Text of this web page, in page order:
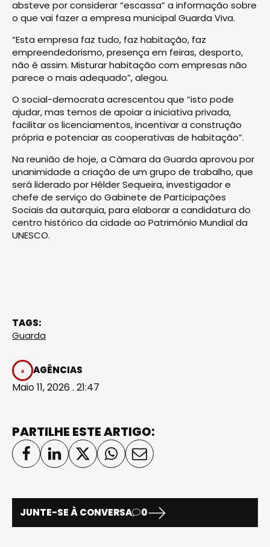
absteve por considerar “escassa” a informação sobre
o que vai fazer a empresa municipal Guarda Viva.
“Esta empresa faz tudo, faz habitação, faz
empreendedorismo, presença em feiras, desporto,
não é assim. Misturar habitação com empresas não
parece o mais adequado”, alegou.
O social-democrata acrescentou que “isto pode
ajudar, mas temos de apoiar a iniciativa privada,
facilitar os licenciamentos, incentivar a construção
própria e potenciar as cooperativas de habitação”.
Na reunião de hoje, a Câmara da Guarda aprovou por
unanimidade a criação de um grupo de trabalho, que
será liderado por Hélder Sequeira, investigador e
chefe de serviço do Gabinete de Participações
Sociais da autarquia, para elaborar a candidatura do
centro histórico da cidade ao Património Mundial da
UNESCO.
TAGS:
Guarda
AGÊNCIAS
Maio 11, 2026 . 21:47
PARTILHE ESTE ARTIGO:
JUNTE-SE À CONVERSA 0